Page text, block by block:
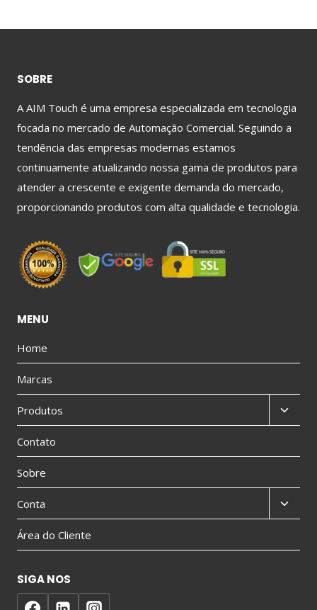
SOBRE
A AIM Touch é uma empresa especializada em tecnologia
focada no mercado de Automação Comercial. Seguindo a
tendência das empresas modernas estamos
continuamente atualizando nossa gama de produtos para
atender a crescente e exigente demanda do mercado,
proporcionando produtos com alta qualidade e tecnologia.
MENU
Home
Marcas
Produtos
Contato
Sobre
Conta
Área do Cliente
SIGA NOS